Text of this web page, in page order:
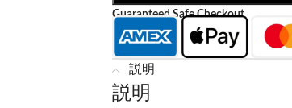
Guaranteed Safe Checkout
説明
説明